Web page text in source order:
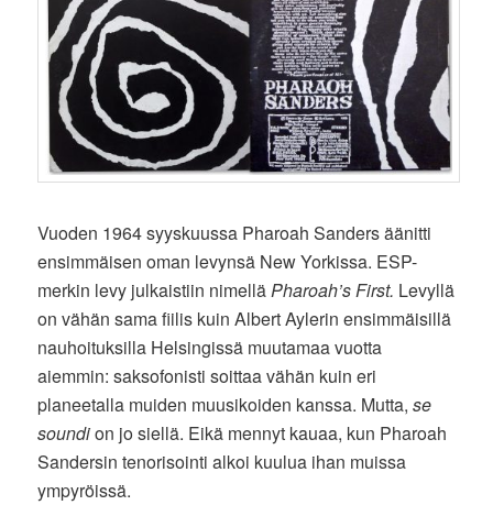
Vuoden 1964 syyskuussa Pharoah Sanders äänitti
ensimmäisen oman levynsä New Yorkissa. ESP-
merkin levy julkaistiin nimelläPharoah’s First. Levyllä
on vähän sama fiilis kuin Albert Aylerin ensimmäisillä
nauhoituksilla Helsingissä muutamaa vuotta
aiemmin: saksofonisti soittaa vähän kuin eri
planeetalla muiden muusikoiden kanssa. Mutta,se
soundion jo siellä. Eikä mennyt kauaa, kun Pharoah
Sandersin tenorisointi alkoi kuulua ihan muissa
ympyröissä.